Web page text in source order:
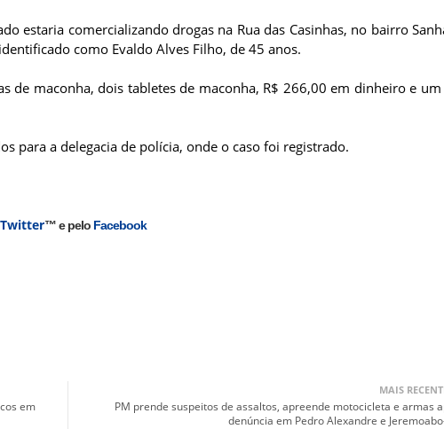
estaria comercializando drogas na Rua das Casinhas, no bairro
como Evaldo Alves Filho, de 45 anos.
de maconha, dois tabletes de maconha, R$ 266,00 em dinheiro e
para a delegacia de polícia, onde o caso foi registrado.
Twitter™ e pelo Facebook
MAIS
PM prende suspeitos de assaltos, apreende motocicleta e armas
denúncia em Pedro Alexandre e
em